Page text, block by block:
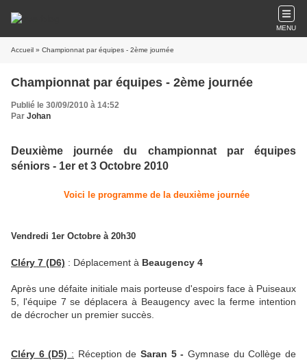
MENU
Accueil » Championnat par équipes - 2ème journée
Championnat par équipes - 2ème journée
Publié le 30/09/2010 à 14:52
Par Johan
Deuxième journée du championnat par équipes
séniors - 1er et 3 Octobre 2010
Voici le programme de la deuxième journée
Vendredi 1er Octobre à 20h30
Cléry 7 (D6) : Déplacement à Beaugency 4
Après une défaite initiale mais porteuse d'espoirs face à Puiseaux
5, l'équipe 7 se déplacera à Beaugency avec la ferme intention
de décrocher un premier succès.
Cléry 6 (D5) : Réception deSaran 5 - Gymnase du Collège de